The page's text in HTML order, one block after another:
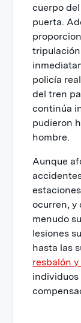
cuerpo
puerta.
policía
del tren
continúa
pudieron
hombre.
Aunque
ocurren, y
menudo
lesiones
hasta las
resbalón y
individuos